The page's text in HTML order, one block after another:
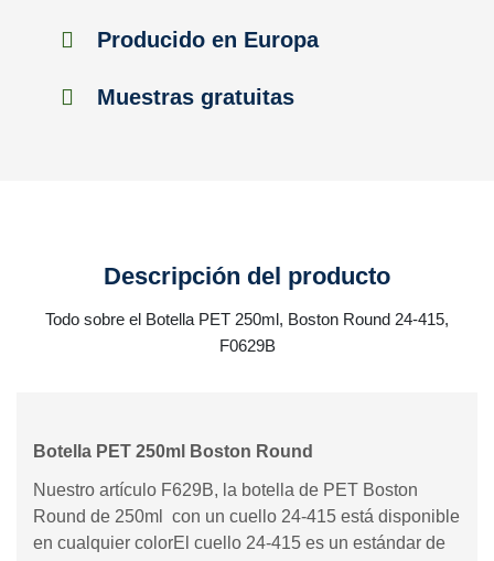
Producido en Europa
Muestras gratuitas
Descripción del producto
Todo sobre el Botella PET 250ml, Boston Round 24-415,
F0629B
Botella PET 250ml Boston Round
Nuestro artículo F629B, la botella de PET Boston
Round de 250ml con un cuello 24-415 está disponible
en cualquier colorEl cuello 24-415 es un estándar de